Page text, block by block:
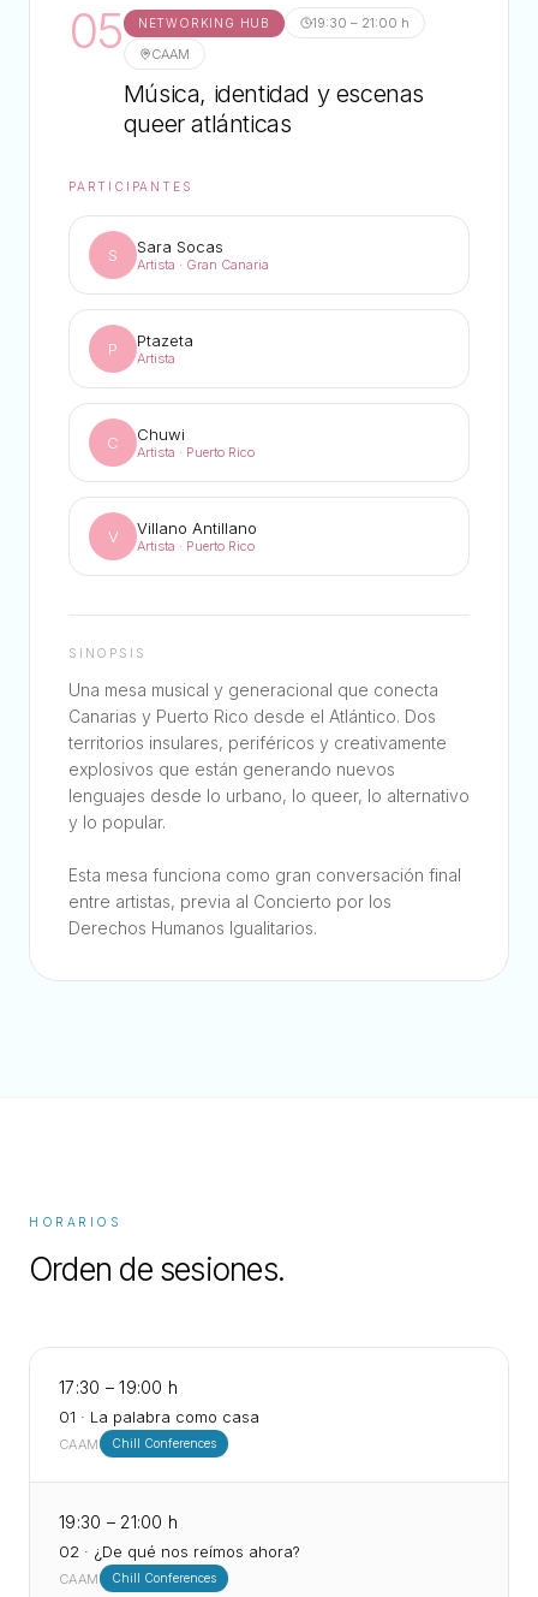
05 NETWORKING HUB
19:30 – 21:00 h
CAAM
Música, identidad y escenas
queer atlánticas
PARTICIPANTES
S Sara Socas
Artista · Gran Canaria
P Ptazeta
Artista
C Chuwi
Artista · Puerto Rico
V Villano Antillano
Artista · Puerto Rico
SINOPSIS
Una mesa musical y generacional que conecta
Canarias y Puerto Rico desde el Atlántico. Dos
territorios insulares, periféricos y creativamente
explosivos que están generando nuevos
lenguajes desde lo urbano, lo queer, lo alternativo
y lo popular.
Esta mesa funciona como gran conversación final
entre artistas, previa al Concierto por los
Derechos Humanos Igualitarios.
HORARIOS
Orden de sesiones.
17:30 – 19:00 h
01 · La palabra como casa
CAAM Chill Conferences
19:30 – 21:00 h
02 · ¿De qué nos reímos ahora?
CAAM Chill Conferences